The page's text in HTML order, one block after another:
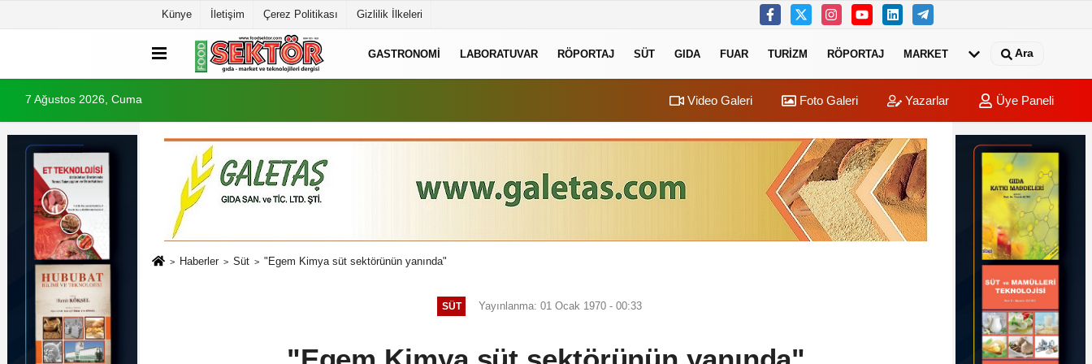
Künye İletişim Çerez Politikası Gizlilik İlkeleri
GASTRONOMI LABORATUVAR RÖPORTAJ SÜT GIDA FUAR TURIZM RÖPORTAJ MARKET Ara
7 Ağustos 2026, Cuma Video Galeri Foto Galeri Yazarlar Üye Paneli
Haberler Süt "Egem Kimya süt sektörünün yanında"
SÜT Yayınlanma: 01 Ocak 1970 - 00:33